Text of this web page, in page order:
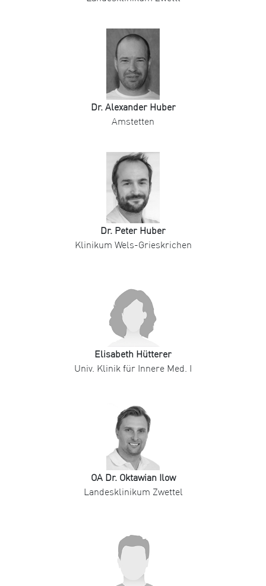
Dr. Alexander Huber
Amstetten
Dr. Peter Huber
Klinikum Wels-Grieskrichen
Elisabeth Hütterer
Univ. Klinik für Innere Med. I
OA Dr. Oktawian Ilow
Landesklinikum Zwettel